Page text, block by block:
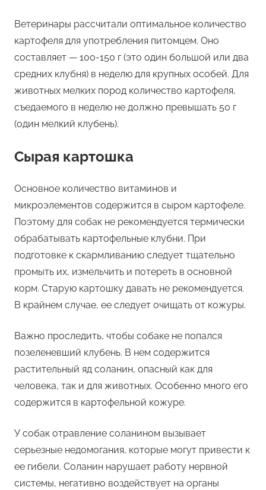
Ветеринары рассчитали оптимальное количество
картофеля для употребления питомцем. Оно
составляет — 100-150 г (это один большой или два
средних клубня) в неделю для крупных особей. Для
животных мелких пород количество картофеля,
съедаемого в неделю не должно превышать 50 г
(один мелкий клубень).
Сырая картошка
Основное количество витаминов и
микроэлементов содержится в сыром картофеле.
Поэтому для собак не рекомендуется термически
обрабатывать картофельные клубни. При
подготовке к скармливанию следует тщательно
промыть их, измельчить и потереть в основной
корм. Старую картошку давать не рекомендуется.
В крайнем случае, ее следует очищать от кожуры.
Важно проследить, чтобы собаке не попался
позеленевший клубень. В нем содержится
растительный яд соланин, опасный как для
человека, так и для животных. Особенно много его
содержится в картофельной кожуре.
У собак отравление соланином вызывает
серьезные недомогания, которые могут привести к
ее гибели. Соланин нарушает работу нервной
системы, негативно воздействует на органы